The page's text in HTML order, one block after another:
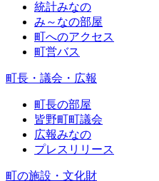
統計みなの
み～なの部屋
町へのアクセス
町営バス
町長・議会・広報
町長の部屋
皆野町町議会
広報みなの
プレスリリース
町の施設・文化財